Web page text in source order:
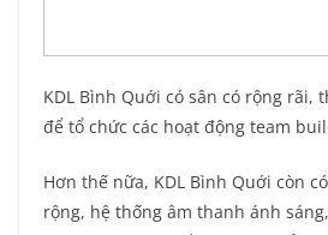
KDL Bình Quới có sân có rộng rãi,
để tổ chức các hoạt động team
Hơn thế nữa, KDL Bình Quới còn
rộng, hệ thống âm thanh ánh